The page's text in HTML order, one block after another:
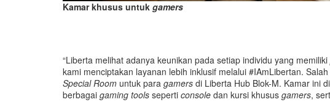
Kamar khusus untuk gamers
“Liberta melihat adanya keunikan pada setiap individu yang memiliki
kami menciptakan layanan lebih inklusif melalui #IAmLibertan.
Special Room untuk para gamers di Liberta Hub Blok-M. Kamar ini
berbagai gaming tools seperti console dan kursi khusus gamers,